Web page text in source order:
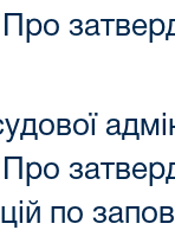
по